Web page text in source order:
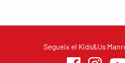
Segueix el Kids&Us